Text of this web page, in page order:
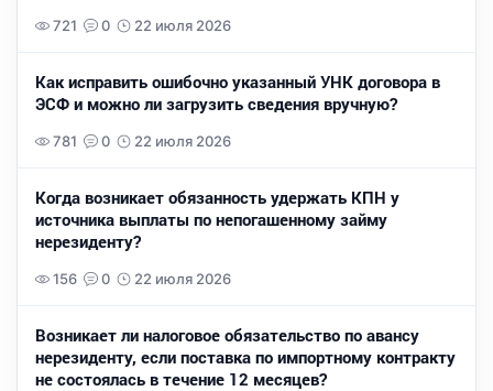
721 0 22 июля 2026
Как исправить ошибочно указанный УНК договора в
ЭСФ и можно ли загрузить сведения вручную?
781 0 22 июля 2026
Когда возникает обязанность удержать КПН у
источника выплаты по непогашенному займу
нерезиденту?
156 0 22 июля 2026
Возникает ли налоговое обязательство по авансу
нерезиденту, если поставка по импортному контракту
не состоялась в течение 12 месяцев?